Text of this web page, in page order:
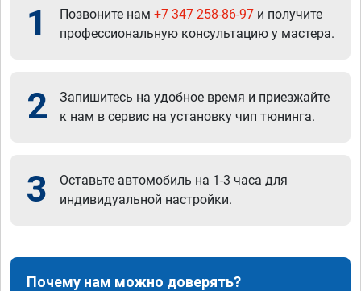
1 Позвоните нам +7 347 258-86-97 и получите
профессиональную консультацию у мастера.
2
Запишитесь на удобное время и приезжайте
к нам в сервис на установку чип тюнинга.
3
Оставьте автомобиль на 1-3 часа для
индивидуальной настройки.
Почему нам можно доверять?